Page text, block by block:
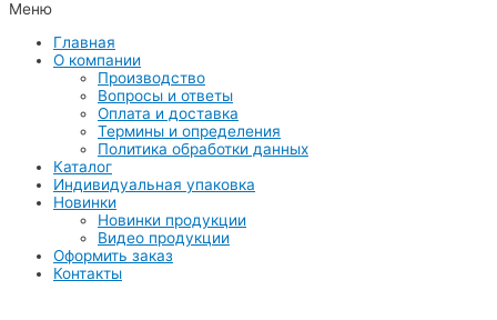
Меню
Главная
О компании
Производство
Вопросы и ответы
Оплата и доставка
Термины и определения
Политика обработки данных
Каталог
Индивидуальная упаковка
Новинки
Новинки продукции
Видео продукции
Оформить заказ
Контакты